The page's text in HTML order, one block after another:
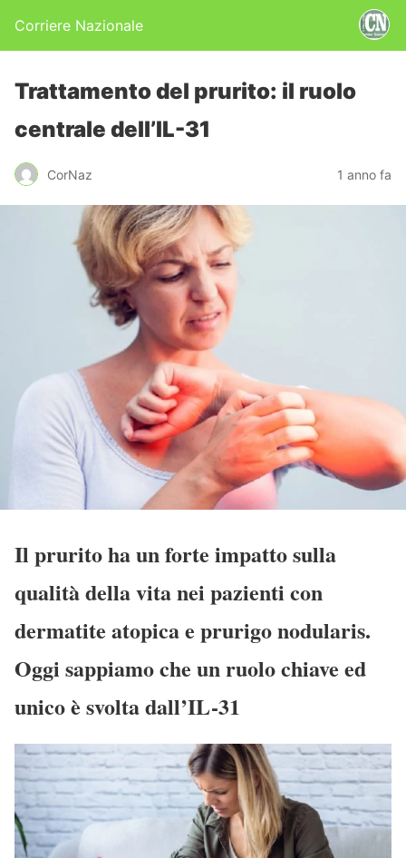
Corriere Nazionale
Trattamento del prurito: il ruolo
centrale dell’IL-31
CorNaz 1 anno fa
Il prurito ha un forte impatto sulla
qualità della vita nei pazienti con
dermatite atopica e prurigo nodularis.
Oggi sappiamo che un ruolo chiave ed
unico è svolta dall’IL-31